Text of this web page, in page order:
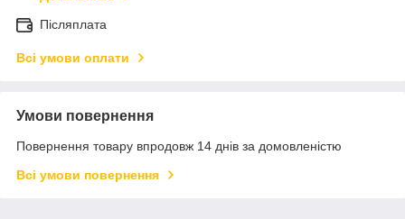
Післяплата
Всі умови оплати
Умови повернення
Повернення товару впродовж 14 днів за домовленістю
Всі умови повернення